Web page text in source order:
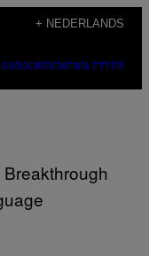
+ NEDERLANDS
SUBSCRIBENEWSLETTER